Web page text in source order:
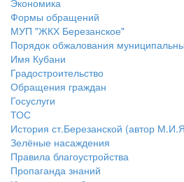
Экономика
Формы обращений
МУП "ЖКХ Березанское"
Порядок обжалования
Имя Кубани
Градостроительство
Обращения граждан
Госуслуги
ТОС
История ст.Березанской (автор
Зелёные насаждения
Правила благоустройства
Пропаганда знаний